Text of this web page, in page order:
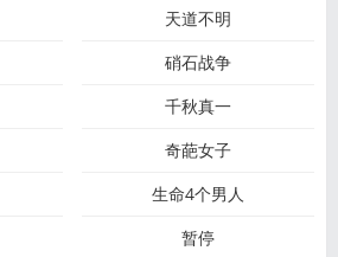
天道不明
硝石战争
千秋真一
奇葩女子
生命4个男人
暂停